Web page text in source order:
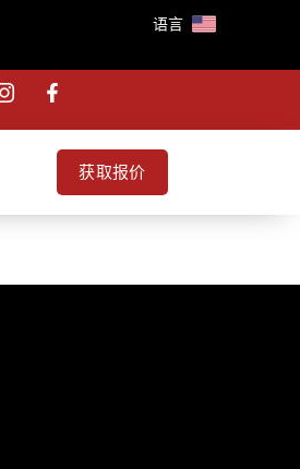
语言
获取报价